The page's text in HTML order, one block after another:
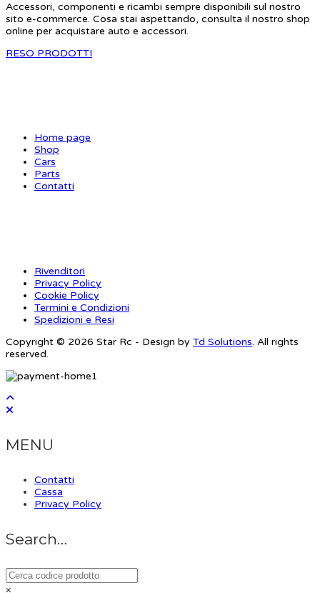
Accessori, componenti e ricambi sempre disponibili sul nostro
sito e-commerce. Cosa stai aspettando, consulta il nostro shop
online per acquistare auto e accessori.
RESO PRODOTTI
Home page
Shop
Cars
Parts
Contatti
Rivenditori
Privacy Policy
Cookie Policy
Termini e Condizioni
Spedizioni e Resi
Copyright © 2026 Star Rc - Design by Td Solutions. All rights
reserved.
MENU
Contatti
Cassa
Privacy Policy
Search…
×